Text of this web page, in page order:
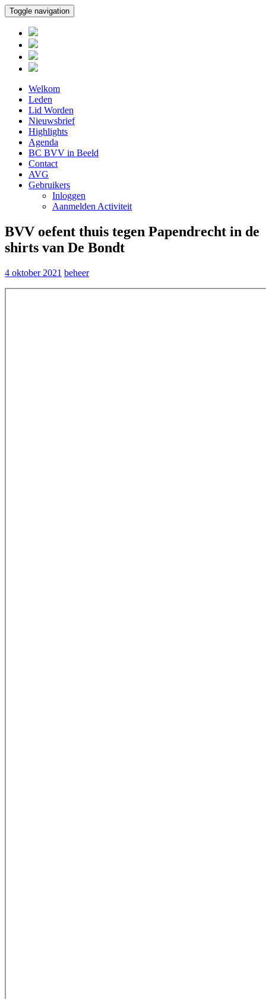
Toggle navigation
Welkom
Leden
Lid Worden
Nieuwsbrief
Highlights
Agenda
BC BVV in Beeld
Contact
AVG
Gebruikers
Inloggen
Aanmelden Activiteit
BVV oefent thuis tegen Papendrecht in de
shirts van De Bondt
4 oktober 2021 beheer